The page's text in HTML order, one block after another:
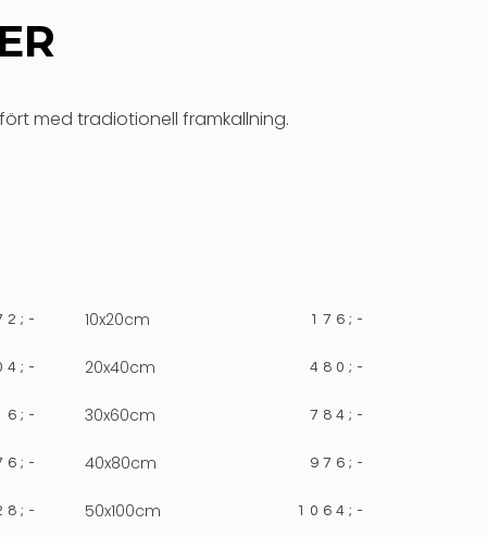
med tradiotionell framkallning.
10x20cm 176;-
20x40cm 480;-
30x60cm 784;-
40x80cm 976;-
50x100cm 1064;-